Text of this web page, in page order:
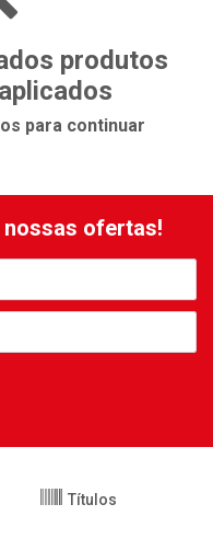
produtos
para continuar
ofertas!
Títulos